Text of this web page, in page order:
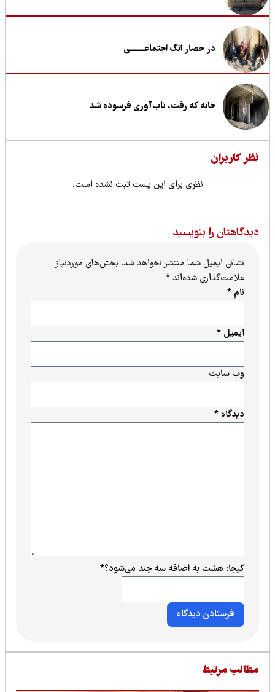
در حصار انگِ اجتماعــــــــی
خانه که رفت، تاب‌آوری فرسوده شد
کاربران
نظری برای این پست ثبت نشده است.
را بنویسید
نشانی ایمیل شما منتشر نخواهد شد.بخش‌های موردنیاز
علامت‌گذاری شده‌اند*
دیدگاه*
ایمیل*
وب‌ سایت
کپچا: هشت به اضافه سه چند می‌شود؟*
مرتبط